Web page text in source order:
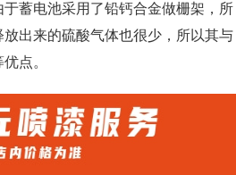
蓄电池采用了铅钙合金做栅架，所
出来的硫酸气体也很少，所以其与
点。